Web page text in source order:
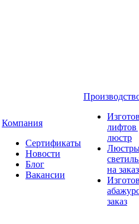
Компания
Сертификаты
Новости
Блог
Вакансии
лифтов
люстр
на заказ
заказ